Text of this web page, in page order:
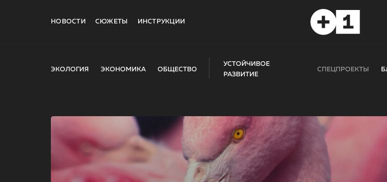
НОВОСТИ СЮЖЕТЫ ИНСТРУКЦИИ
ЭКОЛОГИЯ ЭКОНОМИКА ОБЩЕСТВО
УСТОЙЧИВОЕ
РАЗВИТИЕ
СПЕЦПРОЕКТЫ